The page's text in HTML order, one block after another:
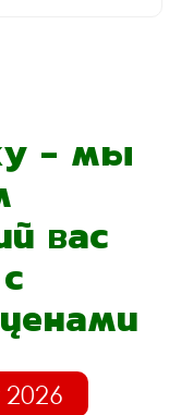
- мы
вас
2026